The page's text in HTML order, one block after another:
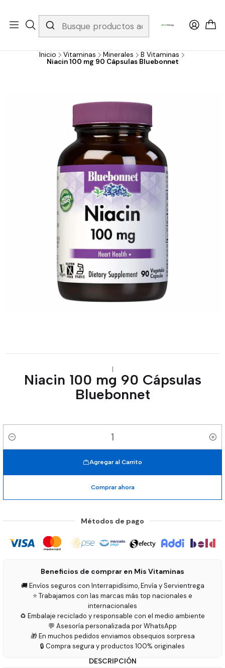
Whatsapp 3229079958/ Fijo 6019251796 / Envios a todo el país y
gratis apartir de 199.000!
Inicio Vitaminas Minerales
B Vitaminas
Niacin 100 mg 90 Cápsulas Bluebonnet
|
Niacin 100 mg 90 Cápsulas
Bluebonnet
Cantidad
Agregar al Carrito
Comprar ahora
Métodos de pago
Beneficios de comprar en Mis Vitaminas
🚚 Envíos seguros con Interrapidísimo, Envía y Servientrega
⭐ Trabajamos con las marcas más top nacionales e
internacionales
♻️ Embalaje reciclado y responsable con el medio ambiente
💬 Asesoría personalizada por WhatsApp
🎁 En muchos pedidos enviamos obsequios sorpresa
🔒 Compra segura y productos 100% originales
DESCRIPCIÓN